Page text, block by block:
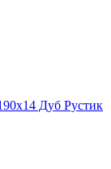
Дуб Рустик